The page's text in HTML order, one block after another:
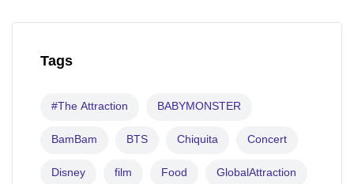
Tags
#The Attraction BABYMONSTER
BamBam BTS Chiquita Concert
Disney film Food GlobalAttraction